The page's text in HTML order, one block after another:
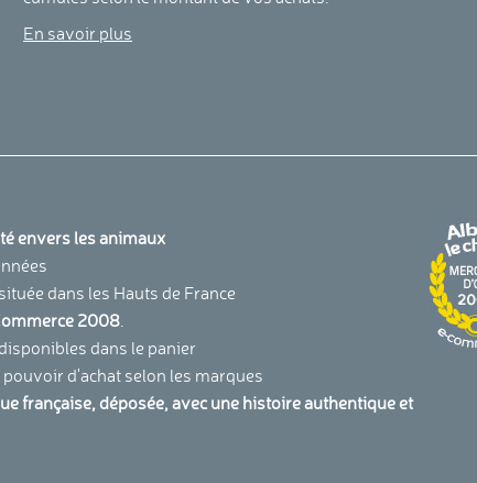
En savoir plus
envers les animaux
dans les Hauts de France
2008
dans le panier
d'achat selon les marques
française, déposée, avec une histoire authentique et